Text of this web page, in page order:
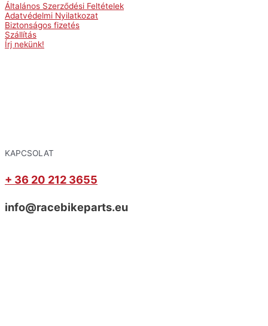
Általános Szerződési Feltételek
Adatvédelmi Nyilatkozat
Biztonságos fizetés
Szállítás
Írj nekünk!
KAPCSOLAT
+ 36 20 212 3655
info@racebikeparts.eu